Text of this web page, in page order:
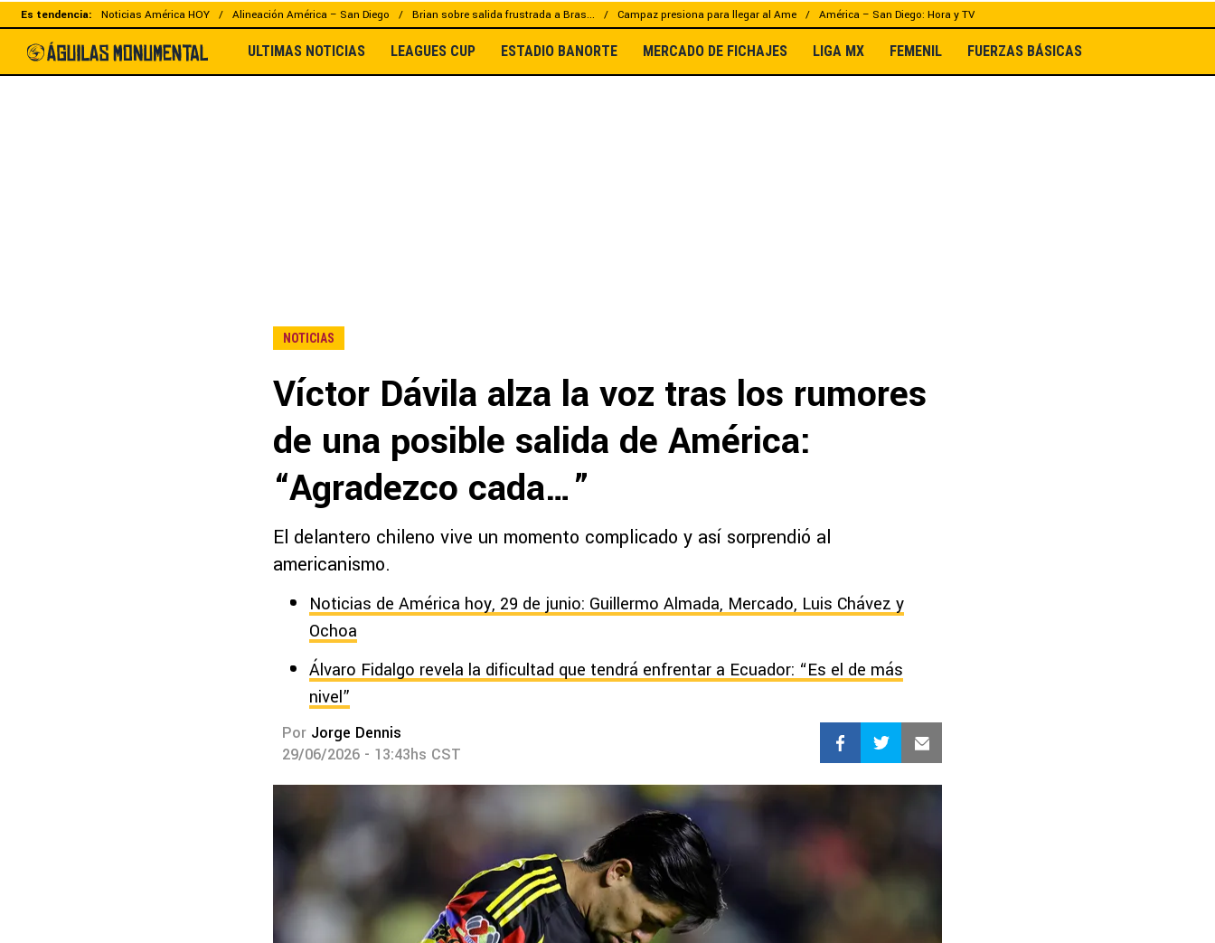
Es tendencia: Noticias América HOY Alineación América – San Diego Brian sobre salida frustrada a Bras... Campaz presiona para llegar al Ame América – San Diego: Hora y TV
ULTIMAS NOTICIAS LEAGUES CUP ESTADIO BANORTE MERCADO DE FICHAJES LIGA MX FEMENIL FUERZAS BÁSICAS
NOTICIAS
Víctor Dávila alza la voz tras los rumores
de una posible salida de América:
“Agradezco cada…”
El delantero chileno vive un momento complicado y así sorprendió al
americanismo.
Noticias de América hoy, 29 de junio: Guillermo Almada, Mercado, Luis Chávez y
Ochoa
Álvaro Fidalgo revela la dificultad que tendrá enfrentar a Ecuador: “Es el de más
nivel”
Por Jorge Dennis
29/06/2026 - 13:43hs CST